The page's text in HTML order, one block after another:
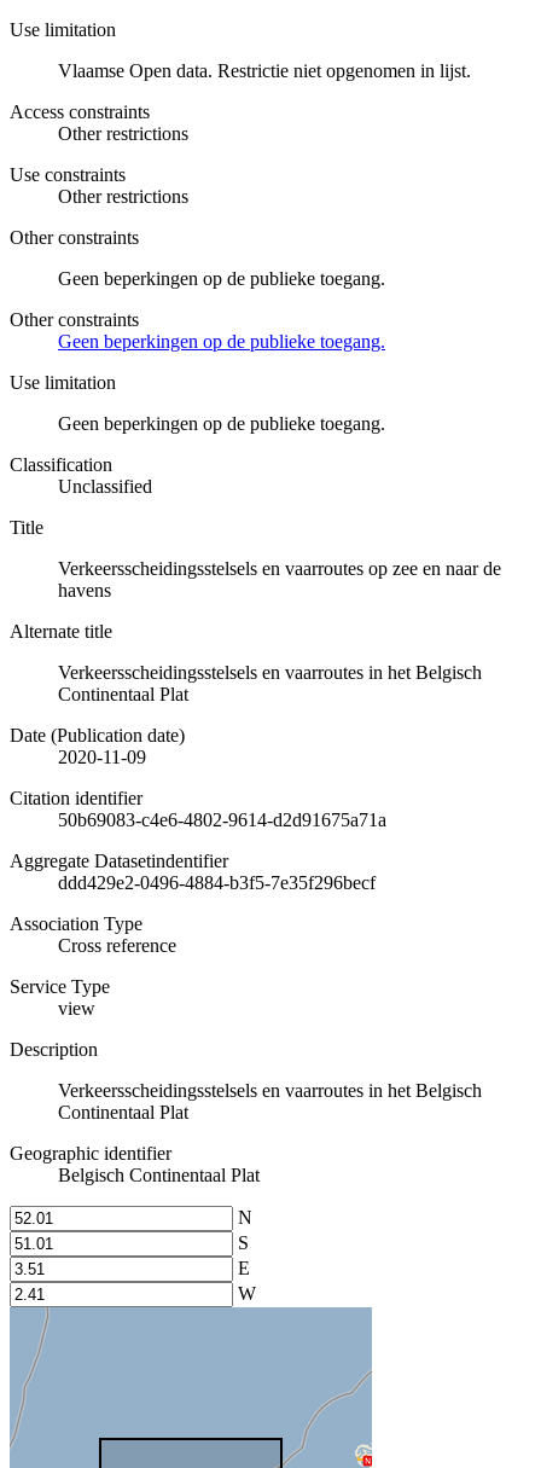
Use limitation
Vlaamse Open data. Restrictie niet opgenomen in lijst.
Access constraints
Other restrictions
Use constraints
Other restrictions
Other constraints
Geen beperkingen op de publieke toegang.
Other constraints
Geen beperkingen op de publieke toegang.
Use limitation
Geen beperkingen op de publieke toegang.
Classification
Unclassified
Title
Verkeersscheidingsstelsels en vaarroutes op zee en naar de
havens
Alternate title
Verkeersscheidingsstelsels en vaarroutes in het Belgisch
Continentaal Plat
Date (Publication date)
2020-11-09
Citation identifier
50b69083-c4e6-4802-9614-d2d91675a71a
Aggregate Datasetindentifier
ddd429e2-0496-4884-b3f5-7e35f296becf
Association Type
Cross reference
Service Type
view
Description
Verkeersscheidingsstelsels en vaarroutes in het Belgisch
Continentaal Plat
Geographic identifier
Belgisch Continentaal Plat
N
S
E
W